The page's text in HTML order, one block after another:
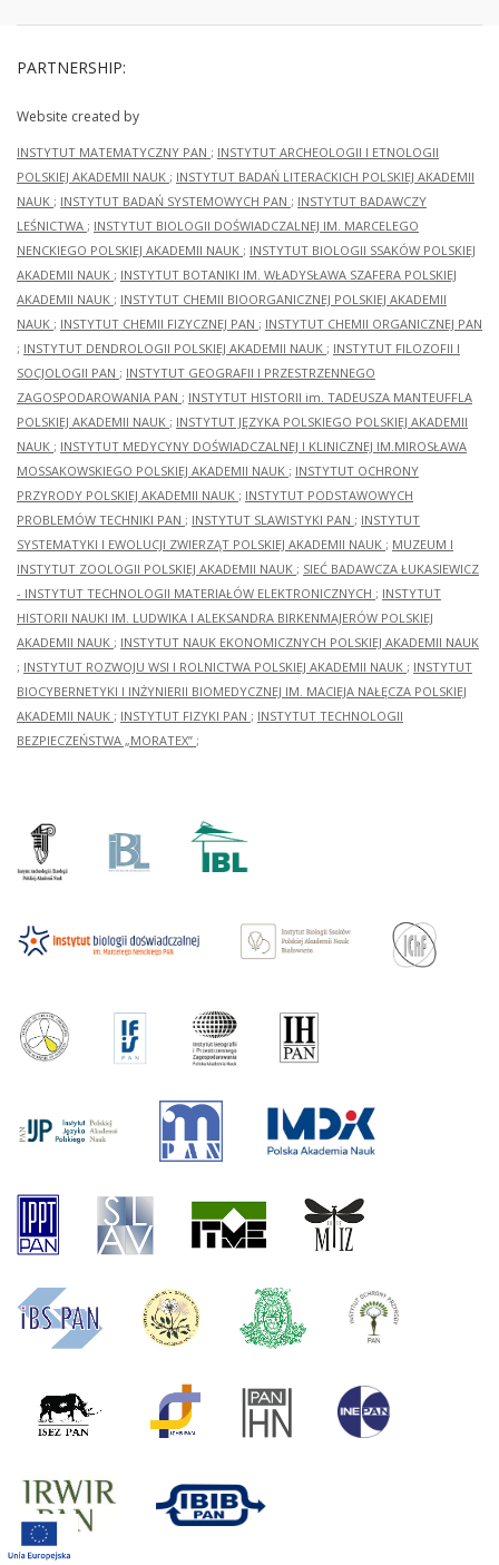
PARTNERSHIP:
Website created by
INSTYTUT MATEMATYCZNY PAN ; INSTYTUT ARCHEOLOGII I ETNOLOGII
POLSKIEJ AKADEMII NAUK ; INSTYTUT BADAŃ LITERACKICH POLSKIEJ AKADEMII
NAUK ; INSTYTUT BADAŃ SYSTEMOWYCH PAN ; INSTYTUT BADAWCZY
LEŚNICTWA ; INSTYTUT BIOLOGII DOŚWIADCZALNEJ IM. MARCELEGO
NENCKIEGO POLSKIEJ AKADEMII NAUK ; INSTYTUT BIOLOGII SSAKÓW POLSKIEJ
AKADEMII NAUK ; INSTYTUT BOTANIKI IM. WŁADYSŁAWA SZAFERA POLSKIEJ
AKADEMII NAUK ; INSTYTUT CHEMII BIOORGANICZNEJ POLSKIEJ AKADEMII
NAUK ; INSTYTUT CHEMII FIZYCZNEJ PAN ; INSTYTUT CHEMII ORGANICZNEJ PAN
; INSTYTUT DENDROLOGII POLSKIEJ AKADEMII NAUK ; INSTYTUT FILOZOFII I
SOCJOLOGII PAN ; INSTYTUT GEOGRAFII I PRZESTRZENNEGO
ZAGOSPODAROWANIA PAN ; INSTYTUT HISTORII im. TADEUSZA MANTEUFFLA
POLSKIEJ AKADEMII NAUK ; INSTYTUT JĘZYKA POLSKIEGO POLSKIEJ AKADEMII
NAUK ; INSTYTUT MEDYCYNY DOŚWIADCZALNEJ I KLINICZNEJ IM.MIROSŁAWA
MOSSAKOWSKIEGO POLSKIEJ AKADEMII NAUK ; INSTYTUT OCHRONY
PRZYRODY POLSKIEJ AKADEMII NAUK ; INSTYTUT PODSTAWOWYCH
PROBLEMÓW TECHNIKI PAN ; INSTYTUT SLAWISTYKI PAN ; INSTYTUT
SYSTEMATYKI I EWOLUCJI ZWIERZĄT POLSKIEJ AKADEMII NAUK ; MUZEUM I
INSTYTUT ZOOLOGII POLSKIEJ AKADEMII NAUK ; SIEĆ BADAWCZA ŁUKASIEWICZ
- INSTYTUT TECHNOLOGII MATERIAŁÓW ELEKTRONICZNYCH ; INSTYTUT
HISTORII NAUKI IM. LUDWIKA I ALEKSANDRA BIRKENMAJERÓW POLSKIEJ
AKADEMII NAUK ; INSTYTUT NAUK EKONOMICZNYCH POLSKIEJ AKADEMII NAUK
; INSTYTUT ROZWOJU WSI I ROLNICTWA POLSKIEJ AKADEMII NAUK ; INSTYTUT
BIOCYBERNETYKI I INŻYNIERII BIOMEDYCZNEJ IM. MACIEJA NAŁĘCZA POLSKIEJ
AKADEMII NAUK ; INSTYTUT FIZYKI PAN ; INSTYTUT TECHNOLOGII
BEZPIECZEŃSTWA „MORATEX” ;